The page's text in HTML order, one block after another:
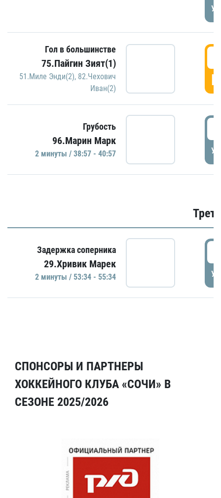
Гол в большинстве
75.Пайгин Зият(1)
51.Миле Энди(2), 82.Чехович
Иван(2)
Грубость
96.Марин Марк
2 минуты / 38:57 - 40:57
Задержка соперника
29.Хривик Марек
2 минуты / 53:34 - 55:34
СПОНСОРЫ И ПАРТНЕРЫ
ХОККЕЙНОГО КЛУБА «СОЧИ» В
СЕЗОНЕ 2025/2026